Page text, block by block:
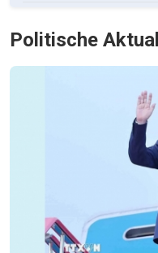
2026“
Politische